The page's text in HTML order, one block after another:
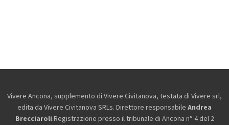
Vivere Ancona, supplemento di Vivere Civitanova, testata di Vivere srl,
edita da Vivere Civitanova SRLs. Direttore responsabile Andrea
Brecciaroli.Registrazione presso il tribunale di Ancona n° 4 del 2